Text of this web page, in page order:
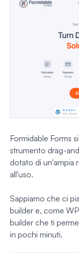
Formidable Forms
strumento drag-
dotato di un'ampia
all'uso.
Sappiamo che ci
builder e, come
builder che ti
in pochi minuti.